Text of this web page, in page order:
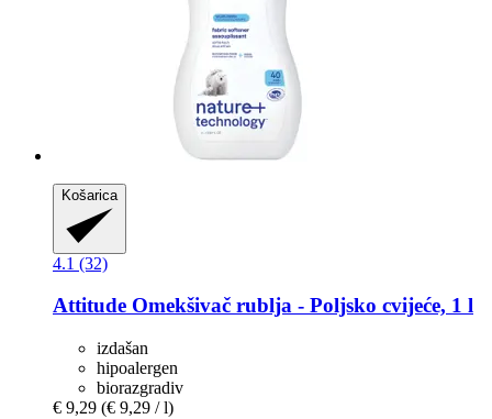
Košarica
4.1 (32)
Attitude Omekšivač rublja -​ Poljsko cvijeće, 1 l
izdašan
hipoalergen
biorazgradiv
€ 9,29 (€ 9,29 / l)